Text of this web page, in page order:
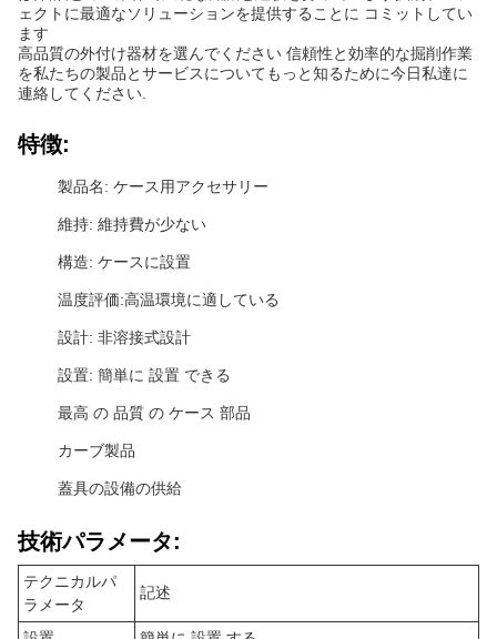
ェクトに最適なソリューションを提供することに コミットしてい
ます
高品質の外付け器材を選んでください 信頼性と効率的な掘削作業
を私たちの製品とサービスについてもっと知るために今日私達に
連絡してください.
特徴:
製品名: ケース用アクセサリー
維持: 維持費が少ない
構造: ケースに設置
温度評価:高温環境に適している
設計: 非溶接式設計
設置: 簡単に 設置 できる
最高 の 品質 の ケース 部品
カーブ製品
蓋具の設備の供給
技術パラメータ:
テクニカルパ
ラメータ
記述